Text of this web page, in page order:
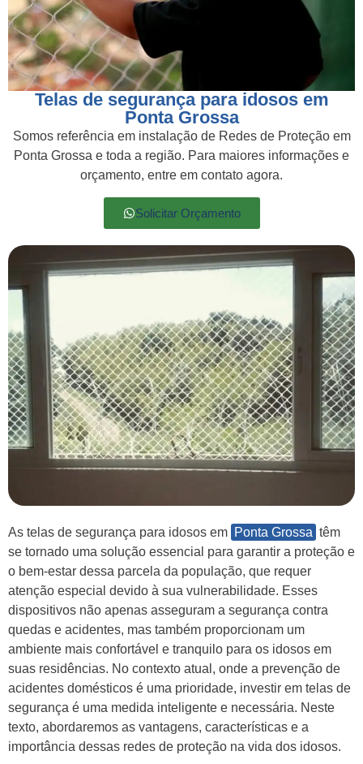
Telas de segurança para idosos em
Ponta Grossa
Somos referência em instalação de Redes de Proteção em
Ponta Grossa e toda a região. Para maiores informações e
orçamento, entre em contato agora.
Solicitar Orçamento
As telas de segurança para idosos em Ponta Grossa têm
se tornado uma solução essencial para garantir a proteção e
o bem-estar dessa parcela da população, que requer
atenção especial devido à sua vulnerabilidade. Esses
dispositivos não apenas asseguram a segurança contra
quedas e acidentes, mas também proporcionam um
ambiente mais confortável e tranquilo para os idosos em
suas residências. No contexto atual, onde a prevenção de
acidentes domésticos é uma prioridade, investir em telas de
segurança é uma medida inteligente e necessária. Neste
texto, abordaremos as vantagens, características e a
importância dessas redes de proteção na vida dos idosos.